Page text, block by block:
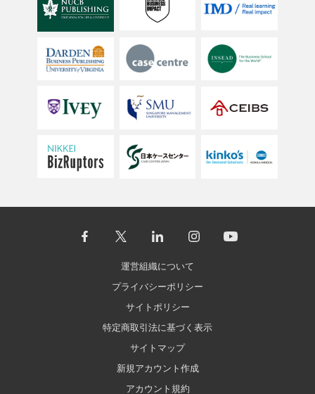
運営組織について
プライバシーポリシー
サイトポリシー
特定商取引法に基づく表示
サイトマップ
新規アカウント作成
アカウント規約